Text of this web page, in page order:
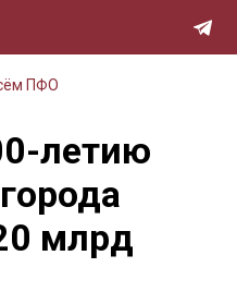
ПФО
летию
млрд